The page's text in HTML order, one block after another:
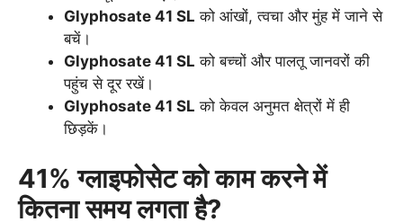
Glyphosate 41 SL को आंखों, त्वचा और मुंह में जाने से
बचें।
Glyphosate 41 SL को बच्चों और पालतू जानवरों की
पहुंच से दूर रखें।
Glyphosate 41 SL को केवल अनुमत क्षेत्रों में ही
छिड़कें।
41% ग्लाइफोसेट को काम करने में
कितना समय लगता है?